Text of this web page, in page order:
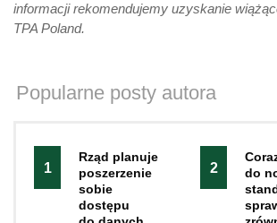
informacji rekomendujemy uzyskanie
TPA Poland.
Popularne posty autora
1
Rząd planuje
poszerzenie
sobie
dostępu
2
do